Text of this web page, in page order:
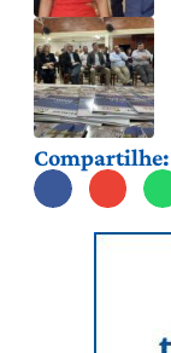
Compartilhe: